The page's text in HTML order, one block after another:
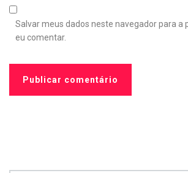
Salvar meus dados neste navegador para a
eu comentar.